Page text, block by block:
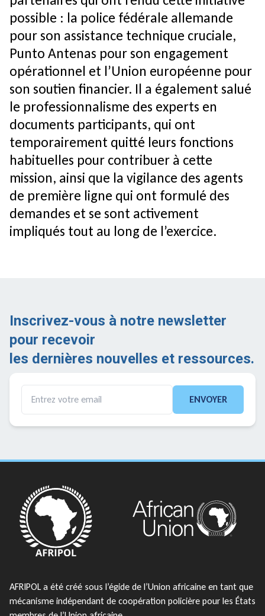
possible : la police fédérale allemande
pour son assistance technique cruciale,
Punto Antenas pour son engagement
opérationnel et l’Union européenne pour
son soutien financier. Il a également salué
le professionnalisme des experts en
documents participants, qui ont
temporairement quitté leurs fonctions
habituelles pour contribuer à cette
mission, ainsi que la vigilance des agents
de première ligne qui ont formulé des
demandes et se sont activement
impliqués tout au long de l’exercice.
Inscrivez-vous à notre newsletter
pour recevoir
les dernières nouvelles et ressources.
ENVOYER
AFRIPOL a été créé sous l’égide de l’Union africaine en tant que
mécanisme indépendant de coopération policière pour les États